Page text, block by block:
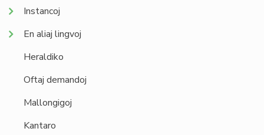
Instancoj
En aliaj lingvoj
Heraldiko
Oftaj demandoj
Mallongigoj
Kantaro